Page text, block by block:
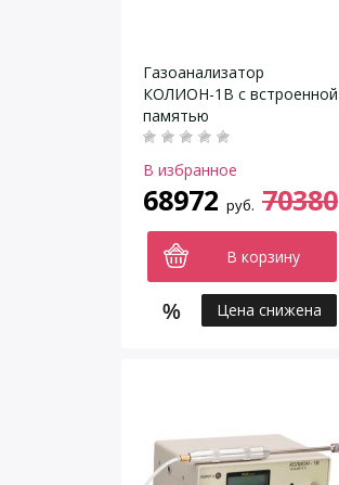
Газоанализатор
КОЛИОН-1В с встроенной
памятью
В избранное
68972 руб. 70380
В корзину
Цена снижена